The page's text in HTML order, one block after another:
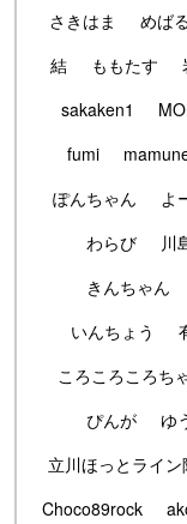
さきはま
めば
結
ももたす
sakaken1
fumi
ぽんちゃん
よ
わらび
川
きんちゃん
いんちょう
ころころころち
ぴんが
ゆ
立川ほっとライン
Choco89rock